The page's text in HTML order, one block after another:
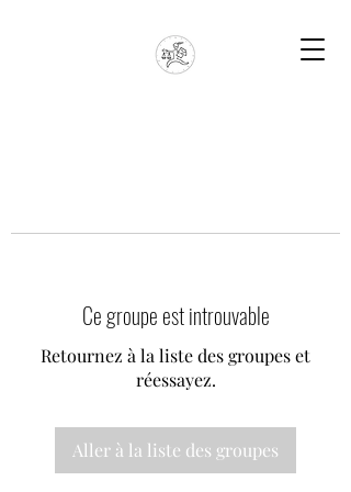
Ce groupe est introuvable
Retournez à la liste des groupes et
réessayez.
Aller à la liste des groupes